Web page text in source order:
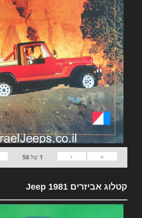
«
‹
1 של56
קטלוג אביזרים 1981 Jeep